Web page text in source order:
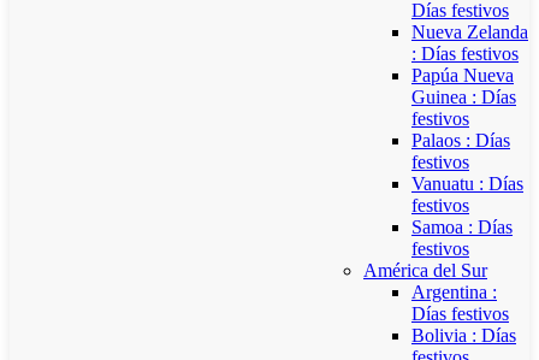
Días festivos
Nueva Zelanda
: Días festivos
Papúa Nueva
Guinea : Días
festivos
Palaos : Días
festivos
Vanuatu : Días
festivos
Samoa : Días
festivos
América del Sur
Argentina :
Días festivos
Bolivia : Días